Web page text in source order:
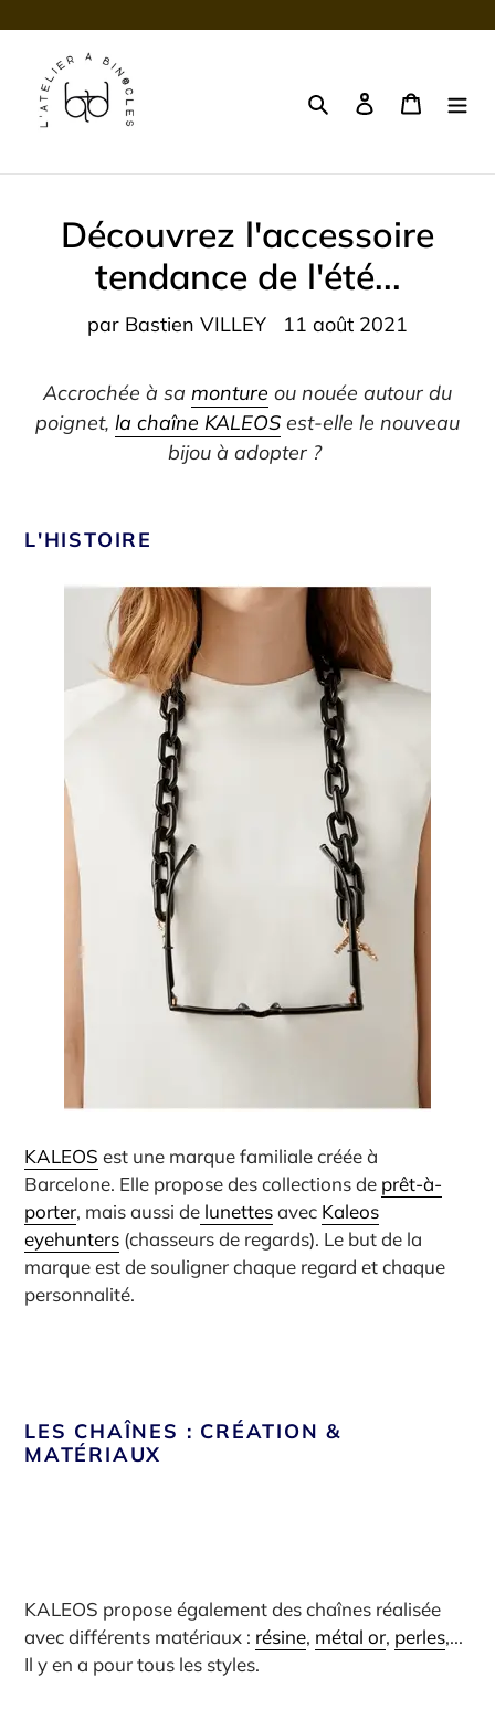
contenu
RechercherSe connecter
Panier
Découvrez l'accessoire
tendance de l'été...
par Bastien VILLEY 11 août 2021
Accrochée à sa monture ou nouée autour du
poignet, la chaîne KALEOS est-elle le nouveau
bijou à adopter ?
L'HISTOIRE
KALEOS est une marque familiale créée à
Barcelone. Elle propose des collections de prêt-à-
porter, mais aussi de lunettesavec Kaleos
eyehunters (chasseurs de regards). Le but de la
marque est de souligner chaque regard et chaque
personnalité.
LES CHAÎNES : CRÉATION &
MATÉRIAUX
KALEOS propose également des chaînes réalisée
avec différents matériaux : résine, métal or, perles,...
Il y en a pour tous les styles.